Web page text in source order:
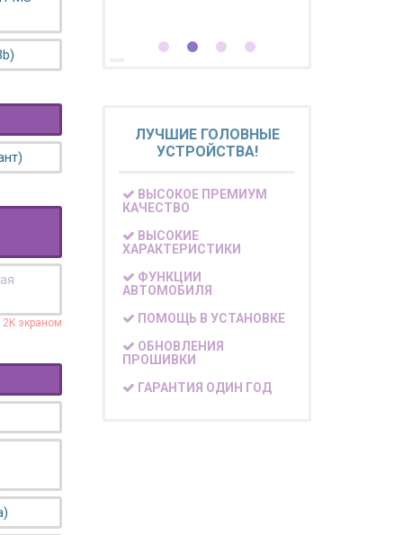
2K экраном
ЛУЧШИЕ ГОЛОВНЫЕ
УСТРОЙСТВА!
ВЫСОКОЕ ПРЕМИУМ
КАЧЕСТВО
ВЫСОКИЕ
ХАРАКТЕРИСТИКИ
ФУНКЦИИ
АВТОМОБИЛЯ
ПОМОЩЬ В УСТАНОВКЕ
ОБНОВЛЕНИЯ
ПРОШИВКИ
ГАРАНТИЯ ОДИН ГОД